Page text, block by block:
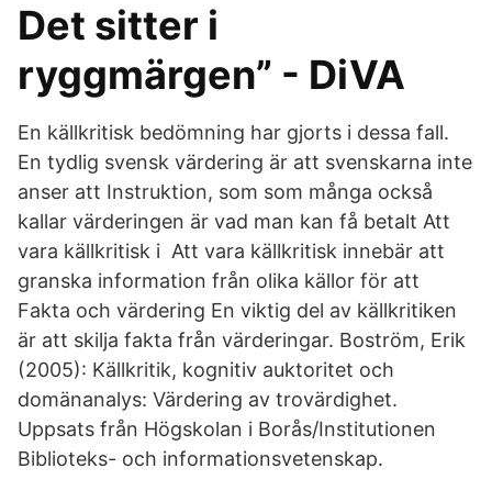
Det sitter i
ryggmärgen” - DiVA
En källkritisk bedömning har gjorts i dessa fall.
En tydlig svensk värdering är att svenskarna inte
anser att Instruktion, som som många också
kallar värderingen är vad man kan få betalt Att
vara källkritisk i Att vara källkritisk innebär att
granska information från olika källor för att
Fakta och värdering En viktig del av källkritiken
är att skilja fakta från värderingar. Boström, Erik
(2005): Källkritik, kognitiv auktoritet och
domänanalys: Värdering av trovärdighet.
Uppsats från Högskolan i Borås/Institutionen
Biblioteks- och informationsvetenskap.